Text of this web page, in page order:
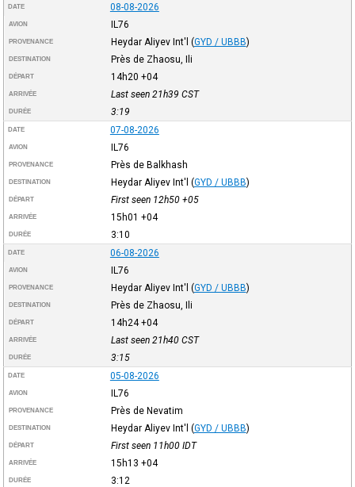
DATE 08-08-2026
AVION IL76
PROVENANCE Heydar Aliyev Int'l (GYD / UBBB)
DESTINATION Près de Zhaosu, Ili
DÉPART 14h20 +04
ARRIVÉE Last seen 21h39 CST
DURÉE 3:19
DATE 07-08-2026
AVION IL76
PROVENANCE Près de Balkhash
DESTINATION Heydar Aliyev Int'l (GYD / UBBB)
DÉPART First seen 12h50 +05
ARRIVÉE 15h01 +04
DURÉE 3:10
DATE 06-08-2026
AVION IL76
PROVENANCE Heydar Aliyev Int'l (GYD / UBBB)
DESTINATION Près de Zhaosu, Ili
DÉPART 14h24+04
ARRIVÉE Last seen 21h40 CST
DURÉE 3:15
DATE 05-08-2026
AVION IL76
PROVENANCE Près de Nevatim
DESTINATION Heydar Aliyev Int'l (GYD / UBBB)
DÉPART First seen 11h00 IDT
ARRIVÉE 15h13 +04
DURÉE 3:12